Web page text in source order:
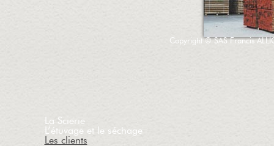
La Scierie
L’étuvage et le séchage
Les clients
Copyright © SAS Francis